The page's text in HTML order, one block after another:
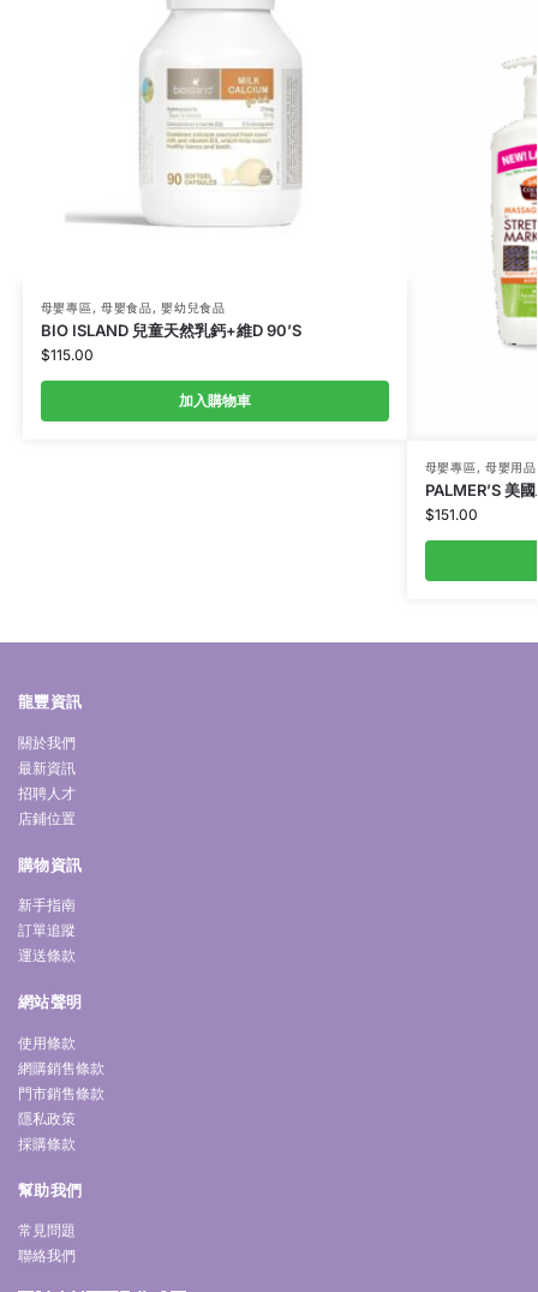
母嬰專區, 母嬰食品,嬰幼兒食品
BIO ISLAND 兒童天然乳鈣+維D 90’S
$115.00
加入購物車
母嬰專區, 母嬰用品
PALMER’S 美
$151.00
龍豐資訊
關於我們
最新資訊
招聘人才
店鋪位置
購物資訊
新手指南
訂單追蹤
運送條款
網站聲明
使用條款
網購銷售條款
門市銷售條款
隱私政策
採購條款
幫助我們
常見問題
聯絡我們